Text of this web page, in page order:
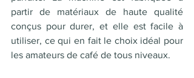
partir de matériaux de haute qualité
conçus pour durer, et elle est facile à
utiliser, ce qui en fait le choix idéal pour
les amateurs de café de tous niveaux.